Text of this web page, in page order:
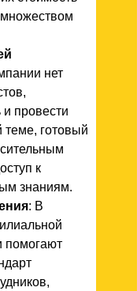
нет
провести
теме, готовый
к
знаниям.
: В
помогают